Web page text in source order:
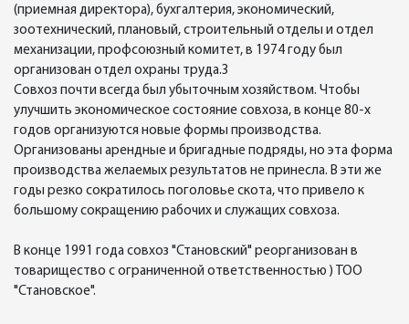
(приемная директора), бухгалтерия, экономический,
зоотехнический, плановый, строительный отделы и отдел
механизации, профсоюзный комитет, в 1974 году был
организован отдел охраны труда.3
Совхоз почти всегда был убыточным хозяйством. Чтобы
улучшить экономическое состояние совхоза, в конце 80-х
годов организуются новые формы производства.
Организованы арендные и бригадные подряды, но эта форма
производства желаемых результатов не принесла. В эти же
годы резко сократилось поголовье скота, что привело к
большому сокращению рабочих и служащих совхоза.
В конце 1991 года совхоз "Становский" реорганизован в
товарищество с ограниченной ответственностью ) ТОО
"Становское".